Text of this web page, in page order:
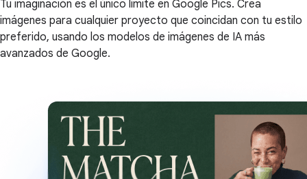
Tu imaginación es el único límite en Google Pics. Crea
imágenes para cualquier proyecto que coincidan con tu estilo
preferido, usando los modelos de imágenes de IA más
avanzados de Google.